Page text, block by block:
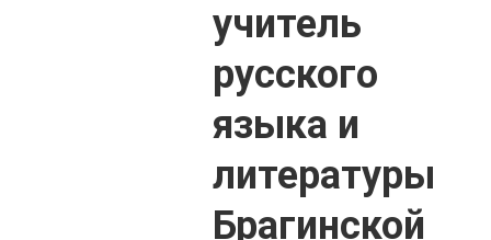
учитель
русского
языка и
литературы
Брагинской